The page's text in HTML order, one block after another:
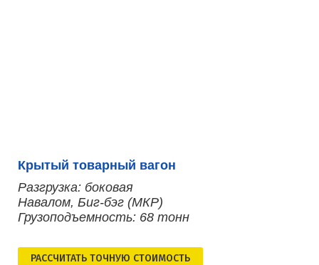
Крытый товарный вагон
Разгрузка: боковая
Навалом, Биг-бэг (МКР)
Грузоподъемность: 68 тонн
РАСCЧИТАТЬ ТОЧНУЮ СТОИМОСТЬ